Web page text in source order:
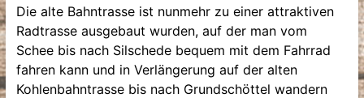
Die alte Bahntrasse ist nunmehr zu einer attraktiven
Radtrasse ausgebaut wurden, auf der man vom
Schee bis nach Silschede bequem mit dem Fahrrad
fahren kann und in Verlängerung auf der alten
Kohlenbahntrasse bis nach Grundschöttel wandern